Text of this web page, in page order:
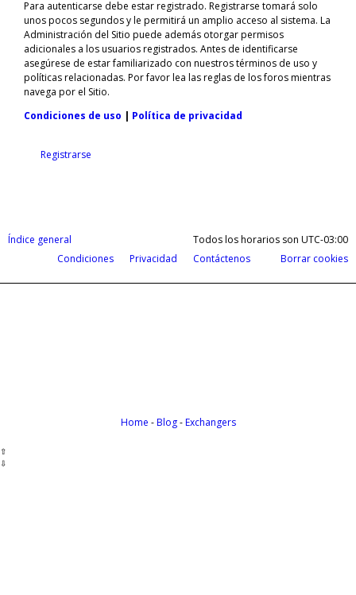
Para autenticarse debe estar registrado. Registrarse tomará solo
unos pocos segundos y le permitirá un amplio acceso al sistema. La
Administración del Sitio puede además otorgar permisos
adicionales a los usuarios registrados. Antes de identificarse
asegúrese de estar familiarizado con nuestros términos de uso y
políticas relacionadas. Por favor lea las reglas de los foros mientras
navega por el Sitio.
Condiciones de uso | Política de privacidad
Registrarse
Índice general Todos los horarios son UTC-03:00
Borrar cookies
Contáctenos
Privacidad
Condiciones
Home -Blog-Exchangers
⇧
⇩